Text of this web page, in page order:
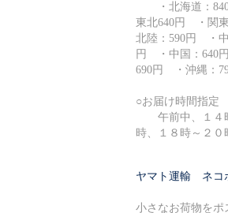
・北海道：
東北640円 ・関
北陸：590円 ・
円 ・中国：640
690円 ・沖縄：
○お届け時間指定
午前中、１４時
時、１８時～２
ヤマト運輸 ネコ
小さなお荷物をポ